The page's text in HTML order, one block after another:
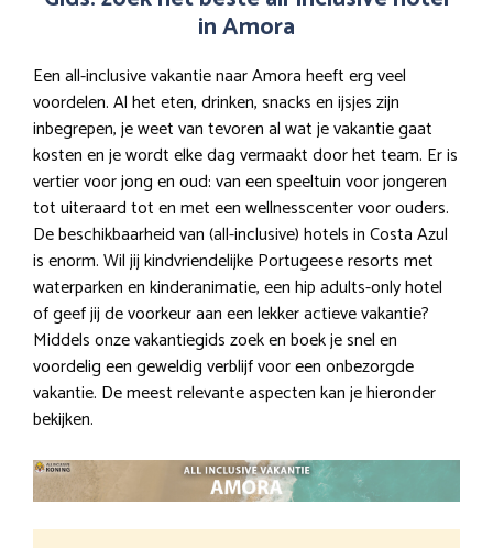
in Amora
Een all-inclusive vakantie naar Amora heeft erg veel
voordelen. Al het eten, drinken, snacks en ijsjes zijn
inbegrepen, je weet van tevoren al wat je vakantie gaat
kosten en je wordt elke dag vermaakt door het team. Er is
vertier voor jong en oud: van een speeltuin voor jongeren
tot uiteraard tot en met een wellnesscenter voor ouders.
De beschikbaarheid van (all-inclusive) hotels in Costa Azul
is enorm. Wil jij kindvriendelijke Portugeese resorts met
waterparken en kinderanimatie, een hip adults-only hotel
of geef jij de voorkeur aan een lekker actieve vakantie?
Middels onze vakantiegids zoek en boek je snel en
voordelig een geweldig verblijf voor een onbezorgde
vakantie. De meest relevante aspecten kan je hieronder
bekijken.